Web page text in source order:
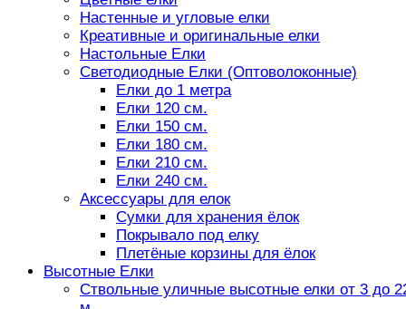
Настенные и угловые елки
Креативные и оригинальные елки
Настольные Елки
Светодиодные Елки (Оптоволоконные)
Елки до 1 метра
Елки 120 см.
Елки 150 см.
Елки 180 см.
Елки 210 см.
Елки 240 см.
Аксессуары для елок
Сумки для хранения ёлок
Покрывало под елку
Плетёные корзины для ёлок
Высотные Елки
Ствольные уличные высотные елки от 3 до